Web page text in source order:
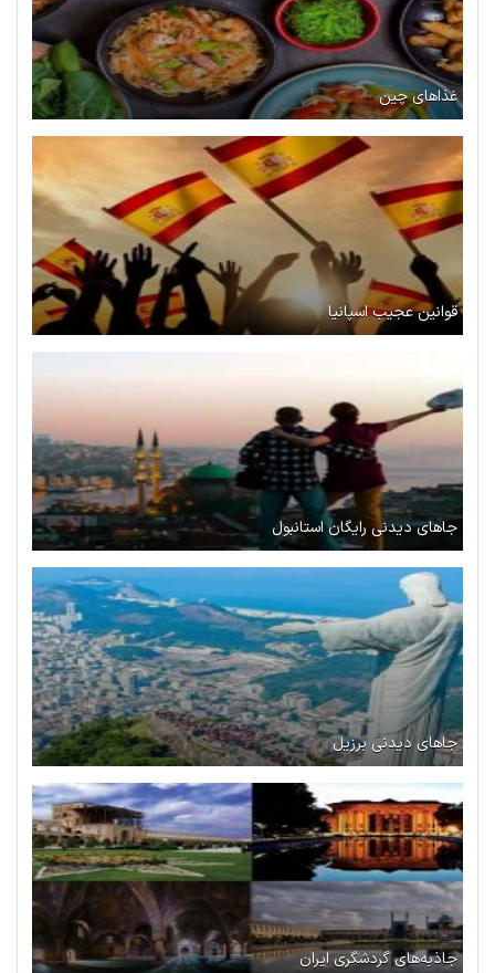
غذاهای چین
قوانین عجیب اسپانیا
جاهای دیدنی رایگان استانبول
جاهای دیدنی برزیل
جاذبه‌های گردشگری ایران